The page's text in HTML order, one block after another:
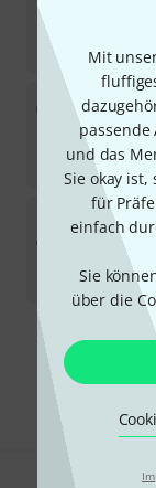
Mit
passende
und das
Sie okay ist,
für
einfach
Sie
über die